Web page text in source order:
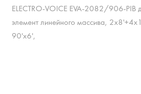
ELECTRO-VOICE EVA-2082/906-PIB
элемент линейного массива,
90'x6',